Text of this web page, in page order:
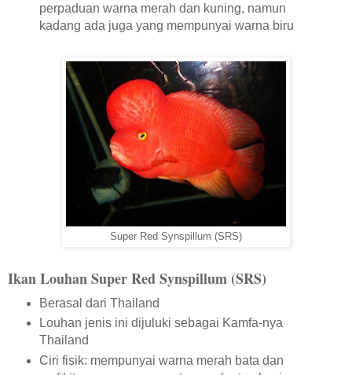
perpaduan warna merah dan kuning, namun
kadang ada juga yang mempunyai warna biru
Super Red Synspillum (SRS)
Ikan Louhan Super Red Synspillum (SRS)
Berasal dari Thailand
Louhan jenis ini dijuluki sebagai Kamfa-nya
Thailand
Ciri fisik: mempunyai warna merah bata dan